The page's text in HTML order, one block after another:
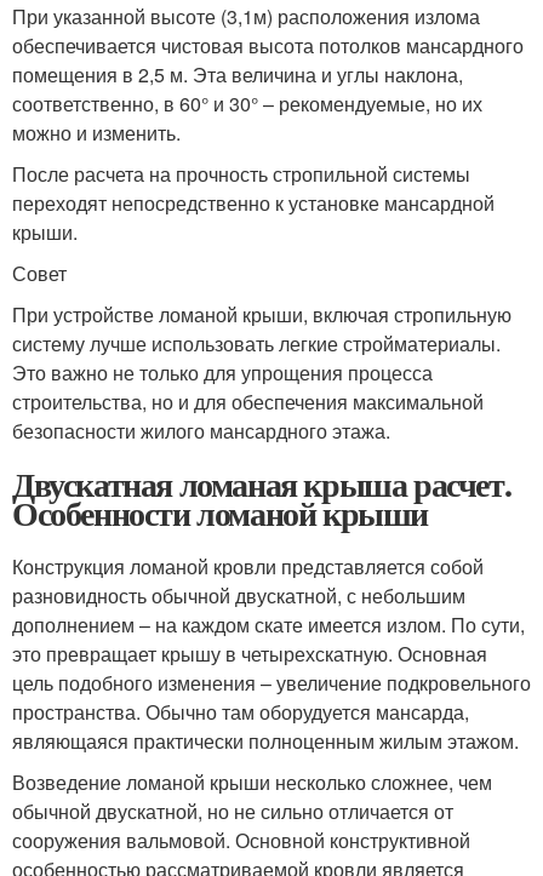
При указанной высоте (3,1м) расположения излома
обеспечивается чистовая высота потолков мансардного
помещения в 2,5 м. Эта величина и углы наклона,
соответственно, в 60° и 30° – рекомендуемые, но их
можно и изменить.
После расчета на прочность стропильной системы
переходят непосредственно к установке мансардной
крыши.
Совет
При устройстве ломаной крыши, включая стропильную
систему лучше использовать легкие стройматериалы.
Это важно не только для упрощения процесса
строительства, но и для обеспечения максимальной
безопасности жилого мансардного этажа.
Двускатная ломаная крыша расчет.
Особенности ломаной крыши
Конструкция ломаной кровли представляется собой
разновидность обычной двускатной, с небольшим
дополнением – на каждом скате имеется излом. По сути,
это превращает крышу в четырехскатную. Основная
цель подобного изменения – увеличение подкровельного
пространства. Обычно там оборудуется мансарда,
являющаяся практически полноценным жилым этажом.
Возведение ломаной крыши несколько сложнее, чем
обычной двускатной, но не сильно отличается от
сооружения вальмовой. Основной конструктивной
особенностью рассматриваемой кровли является